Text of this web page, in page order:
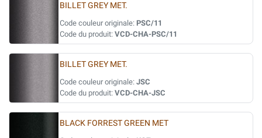
BILLET GREY MET.
Code couleur originale: PSC/11
Code du produit: VCD-CHA-PSC/11
BILLET GREY MET.
Code couleur originale: JSC
Code du produit: VCD-CHA-JSC
BLACK FORREST GREEN MET